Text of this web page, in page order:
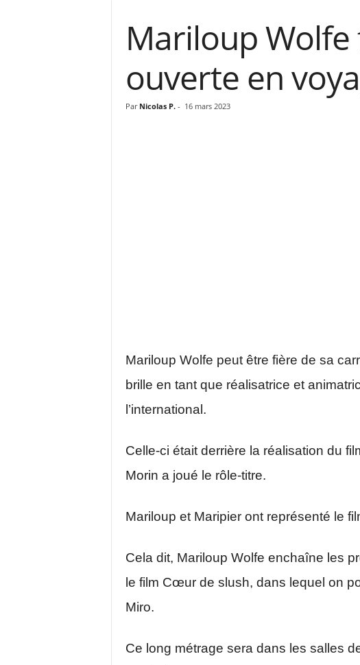
Mariloup
ouverte en
Par Nicolas P. - 16 mars 2023
Mariloup Wolfe peut être fière de sa
brille en tant que réalisatrice et
l’international.
Celle-ci était derrière la réalisation du
Morin a joué le rôle-titre.
Mariloup et Maripier ont représenté le
Cela dit, Mariloup Wolfe enchaîne les
le film Cœur de slush, dans lequel on
Miro.
Ce long métrage sera dans les salles